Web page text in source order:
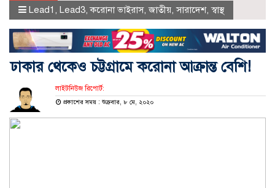
Lead1 , Lead3,করোনা ভাইরাস,জাতীয়,সারাদেশ,স্বাস্থ
ঢাকার থেকেও চট্টগ্রামে করোনা আক্রান্ত বেশি!
লাইটনিউজ রিপোর্ট:
প্রকাশের সময় : শুক্রবার, ৮ মে, ২০২০